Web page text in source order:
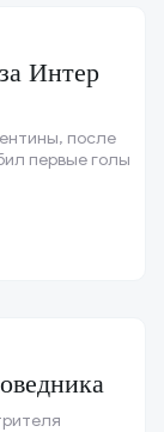
Интер
после
первые голы